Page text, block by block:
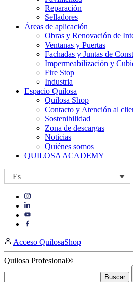
Reparación
Selladores
Áreas de aplicación
Obras y Renovación de
Ventanas y Puertas
Fachadas y Juntas de
Impermeabilización y
Fire Stop
Industria
Espacio Quilosa
Quilosa Shop
Contacto y Atención al
Sostenibilidad
Zona de descargas
Noticias
Quiénes somos
QUILOSA ACADEMY
Es
Visit
https://www.instagram.com/
Visit
our
Visit
page
https://www.facebook.com/
page
Acceso QuilosaShop
Quilosa Profesional®